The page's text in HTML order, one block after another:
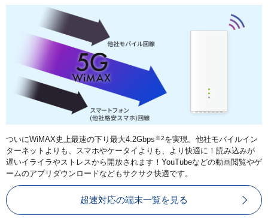
ついにWiMAX史上最速の下り最大4.2Gbps※2を実現。他社モバイルイン
ターネットよりも、スマホやケータイよりも、より快適に！読み込みが
遅いイライラやストレスから開放されます！YouTubeなどの動画閲覧やゲ
ームのアプリダウンロードなどもサクサク快適です。
超速対応の端末一覧を見る